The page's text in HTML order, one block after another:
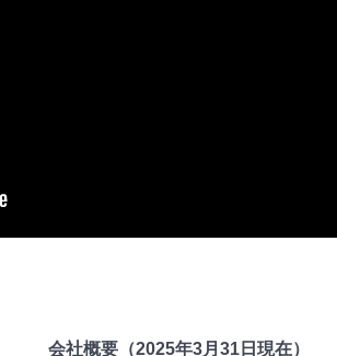
会社概要（2025年3月31日現在）